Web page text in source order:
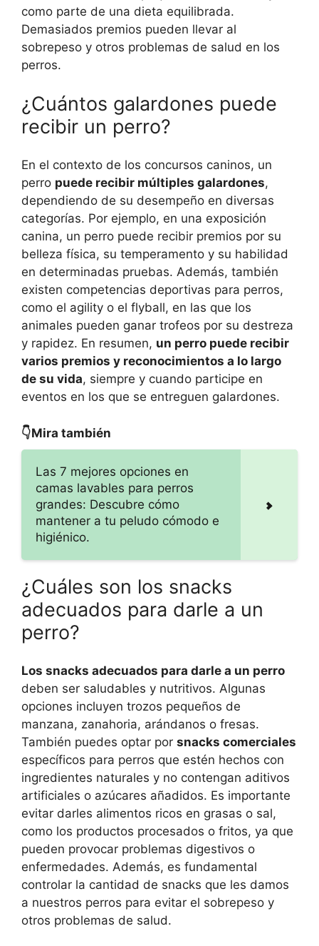
como parte de una dieta equilibrada.
Demasiados premios pueden llevar al
sobrepeso y otros problemas de salud en los
perros.
¿Cuántos galardones puede
recibir un perro?
En el contexto de los concursos caninos, un
perro puede recibir múltiples galardones,
dependiendo de su desempeño en diversas
categorías. Por ejemplo, en una exposición
canina, un perro puede recibir premios por su
belleza física, su temperamento y su habilidad
en determinadas pruebas. Además, también
existen competencias deportivas para perros,
como el agility o el flyball, en las que los
animales pueden ganar trofeos por su destreza
y rapidez. En resumen, un perro puede recibir
varios premios y reconocimientos a lo largo
de su vida, siempre y cuando participe en
eventos en los que se entreguen galardones.
👇Mira también
Las 7 mejores opciones en
camas lavables para perros
grandes: Descubre cómo
mantener a tu peludo cómodo e
higiénico.
¿Cuáles son los snacks
adecuados para darle a un
perro?
Los snacks adecuados para darle a un perro
deben ser saludables y nutritivos. Algunas
opciones incluyen trozos pequeños de
manzana, zanahoria, arándanos o fresas.
También puedes optar por snacks comerciales
específicos para perros que estén hechos con
ingredientes naturales y no contengan aditivos
artificiales o azúcares añadidos. Es importante
evitar darles alimentos ricos en grasas o sal,
como los productos procesados o fritos, ya que
pueden provocar problemas digestivos o
enfermedades. Además, es fundamental
controlar la cantidad de snacks que les damos
a nuestros perros para evitar el sobrepeso y
otros problemas de salud.